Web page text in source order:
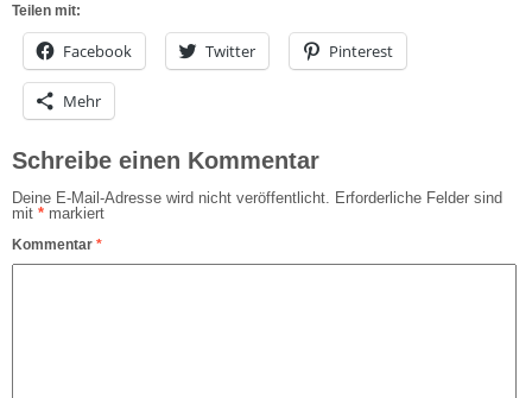
Teilen mit:
Facebook Twitter Pinterest
Mehr
Schreibe einen Kommentar
Deine E-Mail-Adresse wird nicht veröffentlicht. Erforderliche Felder sind
mit * markiert
Kommentar *